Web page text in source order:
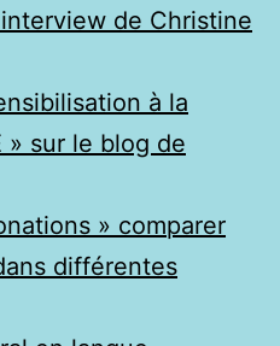
de Christine
à la
» sur le blog de
» comparer
différentes